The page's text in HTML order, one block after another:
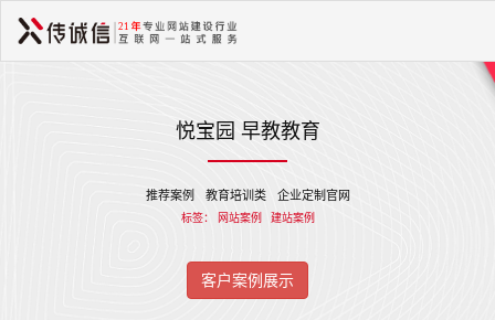
悦宝园 早教教育
推荐案例 教育培训类 企业定制官网
标签： 网站案例 建站案例
客户案例展示